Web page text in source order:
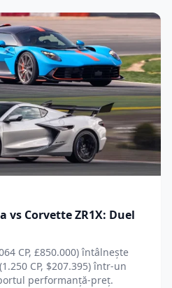
Corvette ZR1X: Duel
CP, £850.000) întâlnește
CP, $207.395) într-un
performanță-preț.